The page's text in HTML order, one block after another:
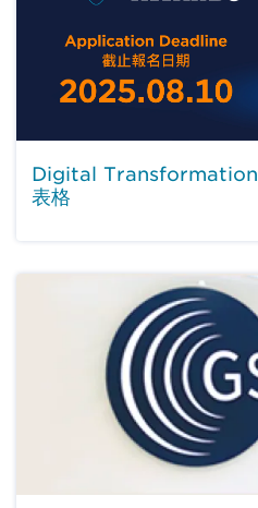
Digital
表格